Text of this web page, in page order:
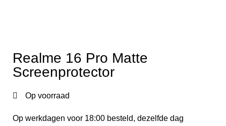
Realme 16 Pro Matte
Screenprotector
Op voorraad
Op werkdagen voor 18:00 besteld, dezelfde dag